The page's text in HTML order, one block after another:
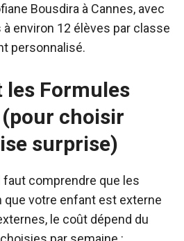
Bousdira à Cannes, avec
environ 12 élèves par classe
personnalisé.
les Formules
choisir
surprise)
faut comprendre que les
votre enfant est externe
le coût dépend du